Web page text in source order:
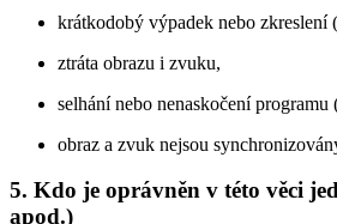
krátkodobý výpadek nebo
ztráta obrazu i zvuku,
selhání nebo nenaskočení programu
obraz a zvuk nejsou
5. Kdo je oprávněn v této věci
apod.)